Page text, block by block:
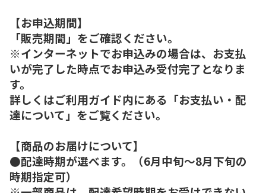
【お申込期間】
「販売期間」をご確認ください。
※インターネットでお申込みの場合は、お支払
いが完了した時点でお申込み受付完了となりま
す。
詳しくはご利用ガイド内にある「お支払い・配
達について」をご覧ください。
【商品のお届けについて】
●配達時期が選べます。（6月中旬～8月下旬の
時期指定可）